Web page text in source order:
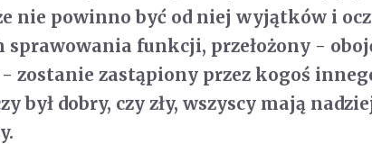
nie powinno być od niej wyjątków i
sprawowania funkcji, przełożony -
- zostanie zastąpiony przez kogoś
był dobry, czy zły, wszyscy mają